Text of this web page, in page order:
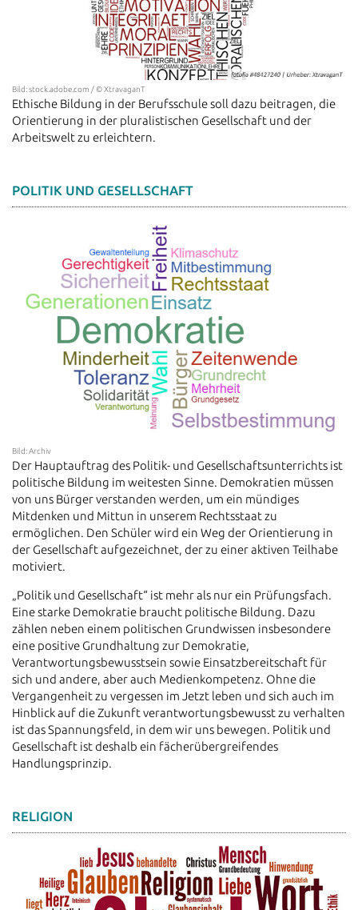
Bild: stock.adobe.com / © XtravaganT
Ethische Bildung in der Berufsschule soll dazu beitragen, die
Orientierung in der pluralistischen Gesellschaft und der
Arbeitswelt zu erleichtern.
POLITIK UND GESELLSCHAFT
Bild: Archiv
Der Hauptauftrag des Politik- und Gesellschaftsunterrichts ist
politische Bildung im weitesten Sinne. Demokratien müssen
von uns Bürger verstanden werden, um ein mündiges
Mitdenken und Mittun in unserem Rechtsstaat zu
ermöglichen. Den Schüler wird ein Weg der Orientierung in
der Gesellschaft aufgezeichnet, der zu einer aktiven Teilhabe
motiviert.
„Politik und Gesellschaft“ ist mehr als nur ein Prüfungsfach.
Eine starke Demokratie braucht politische Bildung. Dazu
zählen neben einem politischen Grundwissen insbesondere
eine positive Grundhaltung zur Demokratie,
Verantwortungsbewusstsein sowie Einsatzbereitschaft für
sich und andere, aber auch Medienkompetenz. Ohne die
Vergangenheit zu vergessen im Jetzt leben und sich auch im
Hinblick auf die Zukunft verantwortungsbewusst zu verhalten
ist das Spannungsfeld, in dem wir uns bewegen. Politik und
Gesellschaft ist deshalb ein fächerübergreifendes
Handlungsprinzip.
RELIGION